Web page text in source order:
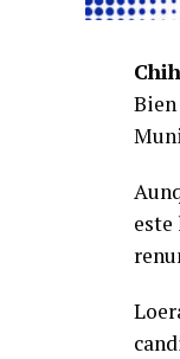
este